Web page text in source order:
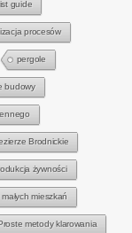
guide
procesów
pergole
budowy
Brodnickie
żywności
mieszkań
metody klarowania